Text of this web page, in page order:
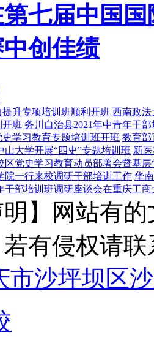
七届中国
创佳绩
升专项培训班顺利开班 西南政法
开班 务川自治县2021年中青年干
学习教育专题培训班开班 教育部
山大学开展“四史”专题培训班 新
区党史学习教育动员部署会暨基
院一行来校调研干部培训工作 华
干部培训班调研座谈会在重庆工商
明】网站有
有侵权请联
市沙坪坝区